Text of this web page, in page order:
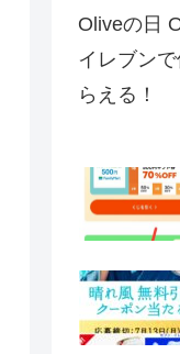
Oliveの日
イレブン
らえる！